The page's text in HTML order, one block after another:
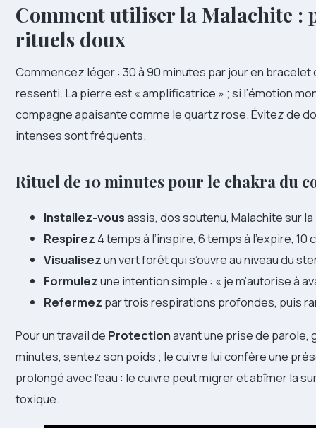
Comment utiliser la Malachite :
rituels doux
Commencez léger : 30 à 90 minutes par jour en
ressenti. La pierre est « amplificatrice » ; si l’émotion
compagne apaisante comme le quartz rose. Évitez de
intenses sont fréquents.
Rituel de 10 minutes pour le chakra du
Installez-vousassis, dos soutenu, Malachite sur
Respirez 4 temps à l’inspire, 6 temps à l’expire, 10
Visualisezun vert forêt qui s’ouvre au niveau du
Formulezune intention simple : « je m’autorise à
Refermez par trois respirations profondes, puis
Pour un travail de Protectionavant une prise de parole,
minutes, sentez son poids ; le cuivre lui confère une
prolongé avec l’eau : le cuivre peut migrer et abîmer la
toxique.